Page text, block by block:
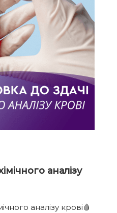
аналізу
аналізу крові🩸